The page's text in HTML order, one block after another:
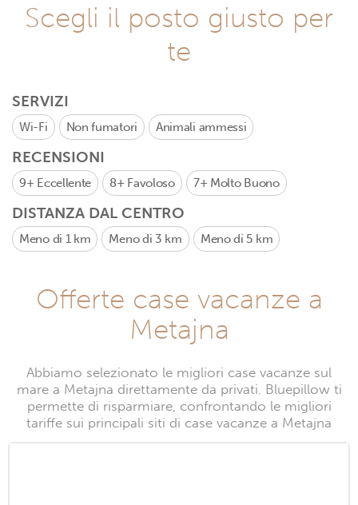
Scegli il posto giusto per
te
SERVIZI
Wi-Fi Non fumatori Animali ammessi
RECENSIONI
9+ Eccellente 8+ Favoloso 7+ Molto Buono
DISTANZA DAL CENTRO
Meno di 1 km Meno di 3 km Meno di 5 km
Offerte case vacanze a
Metajna
Abbiamo selezionato le migliori case vacanze sul
mare a Metajna direttamente da privati. Bluepillow ti
permette di risparmiare, confrontando le migliori
tariffe sui principali siti di case vacanze a Metajna